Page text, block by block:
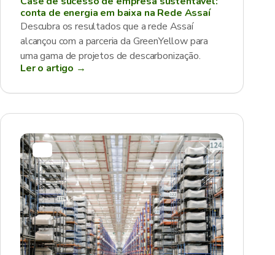
conta de energia em baixa na Rede Assaí
Descubra os resultados que a rede Assaí
alcançou com a parceria da GreenYellow para
uma gama de projetos de descarbonização.
Ler o artigo →